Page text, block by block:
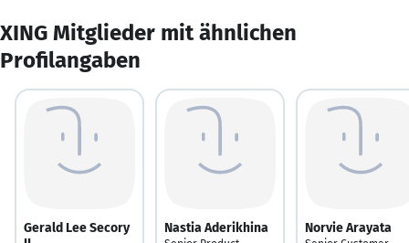
XING Mitglieder mit ähnlichen
Profilangaben
Gerald Lee Secory
Nastia Aderikhina Norvie Arayata